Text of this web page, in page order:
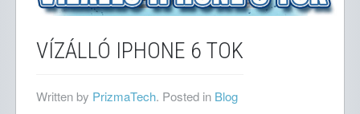
VÍZÁLLÓ IPHONE 6 TOK
Written by PrizmaTech. Posted in Blog